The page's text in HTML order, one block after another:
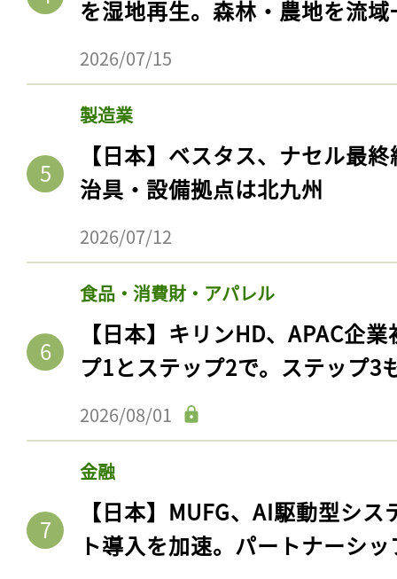
を湿地再生。森林・農地を流
2026/07/15
製造業
【日本】ベスタス、ナセル最
治具・設備拠点は北九州
2026/07/12
食品・消費財・アパレル
【日本】キリンHD、APAC企
プ1とステップ2で。ステップ3
2026/08/01
金融
【日本】MUFG、AI駆動型シ
ト導入を加速。パートナーシ